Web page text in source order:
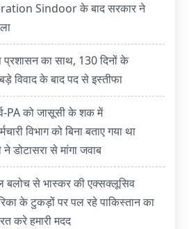
Sindoor के बाद सरकार ने
प्रशासन का साथ, 130 दिनों के
विवाद के बाद पद से इस्तीफा
PA को जासूसी के शक में
विभाग को बिना बताए गया था
ने डोटासरा से मांगा जवाब
से भास्कर की एक्सक्लूसिव
के टुकड़ों पर पल रहे पाकिस्तान का
करे हमारी मदद